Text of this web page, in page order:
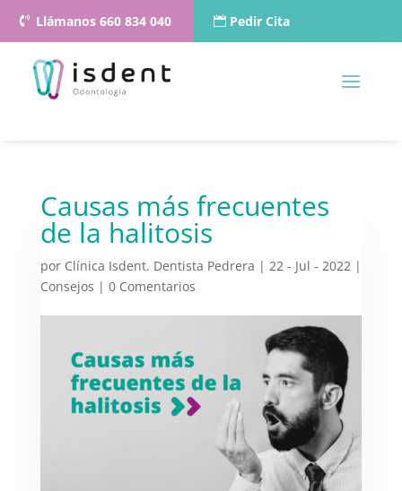
Llámanos 660 834 040 Pedir Cita
Causas más frecuentes
de la halitosis
por Clínica Isdent. Dentista Pedrera | 22 - Jul - 2022|
Consejos | 0 Comentarios